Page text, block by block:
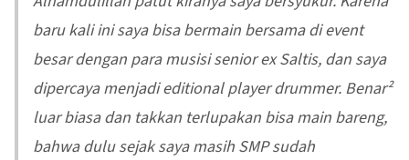
baru kali ini saya bisa bermain bersama di event
besar dengan para musisi senior ex Saltis, dan saya
dipercaya menjadi editional player drummer. Benar²
luar biasa dan takkan terlupakan bisa main bareng,
bahwa dulu sejak saya masih SMP sudah